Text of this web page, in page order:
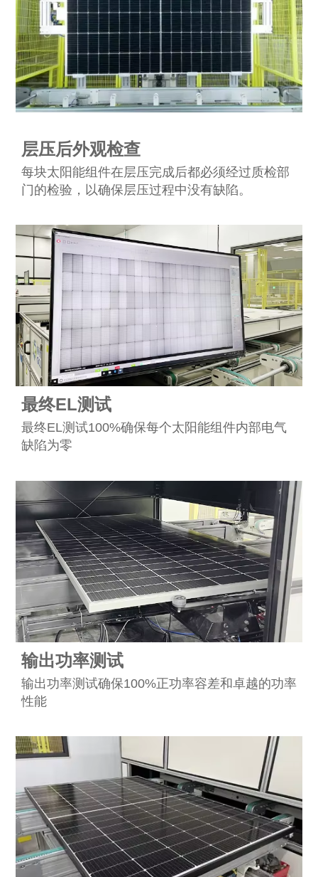
层压后外观检查
每块太阳能组件在层压完成后都必须经过质检部
门的检验，以确保层压过程中没有缺陷。
最终EL测试
最终EL测试100%确保每个太阳能组件内部电气
缺陷为零
输出功率测试
输出功率测试确保100%正功率容差和卓越的功率
性能